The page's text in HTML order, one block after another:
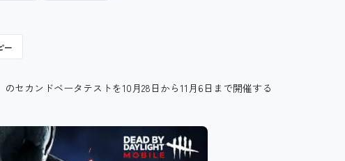
ー
セカンドベータテストを10月28日から11月6日まで開催する